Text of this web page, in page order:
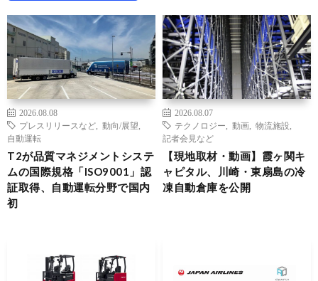
2026.08.08
プレスリリースなど
動向/展望
自動運転
T2が品質マネジメントシステ
ムの国際規格「ISO9001」認
証取得、自動運転分野で国内
初
2026.08.07
テクノロジー
動画 物流施設
記者会見など
【現地取材・動画】霞ヶ関キ
ャピタル、川崎・東扇島の冷
凍自動倉庫を公開